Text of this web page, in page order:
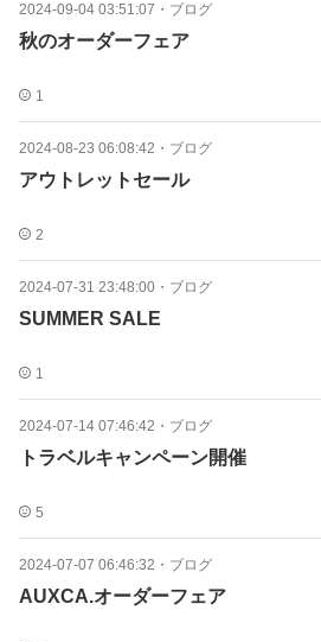
2024-09-04 03:51:07 ・ ブログ
秋のオーダーフェア
1
2024-08-23 06:08:42 ・ ブログ
アウトレットセール
2
2024-07-31 23:48:00 ・ ブログ
SUMMER SALE
1
2024-07-14 07:46:42 ・ ブログ
トラベルキャンペーン開催
5
2024-07-07 06:46:32 ・ ブログ
AUXCA.オーダーフェア